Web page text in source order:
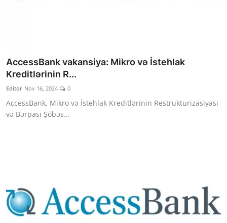
AccessBank vakansiya: Mikro və İstehlak
Kreditlərinin R...
Editor Nov 16, 2024 0
AccessBank, Mikro və İstehlak Kreditlərinin Restrukturizasiyası
və Bərpası Şöbəs...